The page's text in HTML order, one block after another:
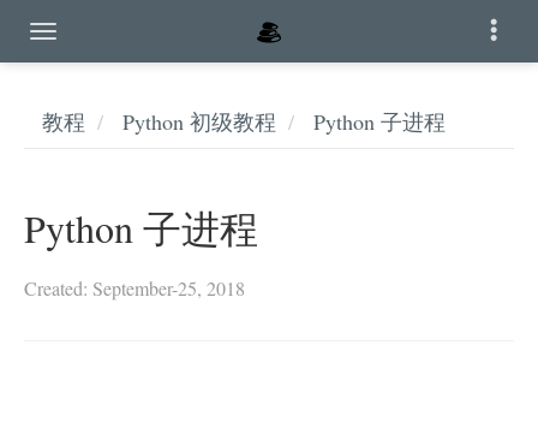
教程 Python 初级教程 Python 子进程
Python 子进程
Created: September-25, 2018